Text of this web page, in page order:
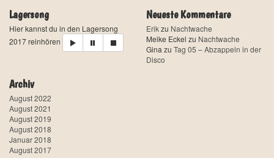
Lagersong
Hier kannst du in den Lagersong
2017 reinhören
Neueste Kommentare
Erikzu Nachtwache
Meike Eckel zu Nachtwache
Gina zu Tag 05 – Abzappeln in der
Disco
Archiv
August 2022
August 2021
August 2019
August 2018
Januar 2018
August 2017